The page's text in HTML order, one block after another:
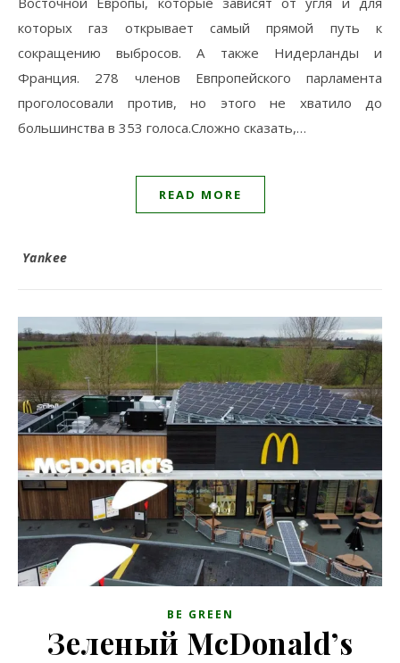
которых газ открывает самый прямой путь к
сокращению выбросов. А также Нидерланды и
Франция. 278 членов Евпропейского парламента
проголосовали против, но этого не хватило до
большинства в 353 голоса.Сложно сказать,…
READ MORE
Yankee
BE GREEN
Зеленый McDonald’s